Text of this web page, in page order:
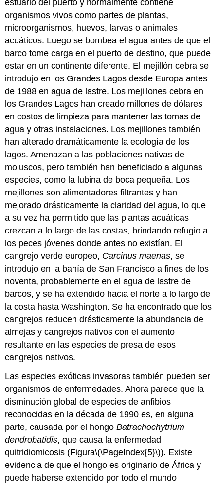
estuario del puerto y normalmente contiene
organismos vivos como partes de plantas,
microorganismos, huevos, larvas o animales
acuáticos. Luego se bombea el agua antes de que el
barco tome carga en el puerto de destino, que puede
estar en un continente diferente. El mejillón cebra se
introdujo en los Grandes Lagos desde Europa antes
de 1988 en agua de lastre. Los mejillones cebra en
los Grandes Lagos han creado millones de dólares
en costos de limpieza para mantener las tomas de
agua y otras instalaciones. Los mejillones también
han alterado dramáticamente la ecología de los
lagos. Amenazan a las poblaciones nativas de
moluscos, pero también han beneficiado a algunas
especies, como la lubina de boca pequeña. Los
mejillones son alimentadores filtrantes y han
mejorado drásticamente la claridad del agua, lo que
a su vez ha permitido que las plantas acuáticas
crezcan a lo largo de las costas, brindando refugio a
los peces jóvenes donde antes no existían. El
cangrejo verde europeo, Carcinus maenas, se
introdujo en la bahía de San Francisco a fines de los
noventa, probablemente en el agua de lastre de
barcos, y se ha extendido hacia el norte a lo largo de
la costa hasta Washington. Se ha encontrado que los
cangrejos reducen drásticamente la abundancia de
almejas y cangrejos nativos con el aumento
resultante en las especies de presa de esos
cangrejos nativos.
Las especies exóticas invasoras también pueden ser
organismos de enfermedades. Ahora parece que la
disminución global de especies de anfibios
reconocidas en la década de 1990 es, en alguna
parte, causada por el hongoBatrachochytrium
dendrobatidis, que causa la enfermedad
quitridiomicosis (Figura\(\PageIndex{5}\)). Existe
evidencia de que el hongo es originario de África y
puede haberse extendido por todo el mundo